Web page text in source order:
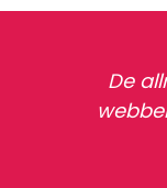
De